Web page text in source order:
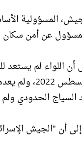
المسؤولية
عن أمن سكان
اللواء لم يستعد
البلدة، في
السياج الحدودي
أن "الجيش